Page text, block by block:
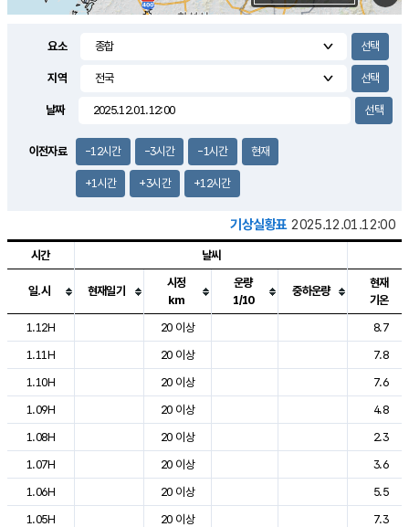
요소
지역
날짜
이전자료 -12시간 -3시간 -1시간 현재
+1시간 +3시간 +12시간
기상실황표 2025.12.01.12:00
도시별 기상실황표로 지점, 날씨, 기온, 강수, 바람, 기압등을 안내한 표입
시간 날씨
일.시 현재일기
시정
km
운량
1/10
중하운량
현재
기온
1.12H
20 이상
8.7
1.11H
20 이상
7.8
1.10H
20 이상
7.6
1.09H
20 이상
4.8
1.08H
20 이상
2.3
1.07H
20 이상
3.6
1.06H
20 이상
5.5
1.05H
20 이상
7.3